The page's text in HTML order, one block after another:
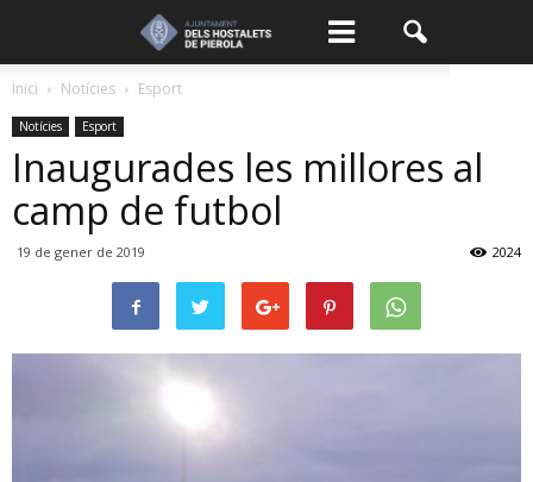
Inici Notícies Esport
Notícies Esport
Inaugurades les millores al
camp de futbol
19 de gener de 2019 2024